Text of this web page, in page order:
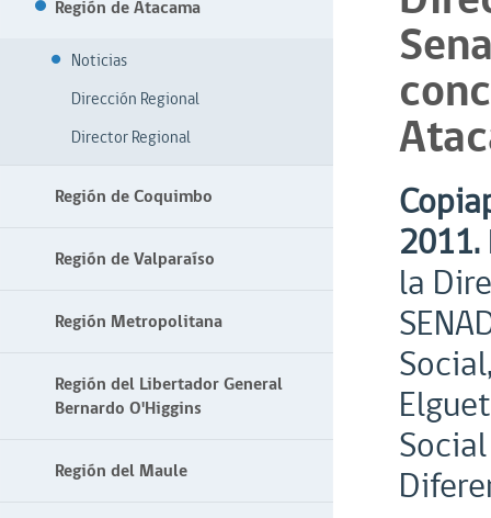
Región de Atacama
Noticias
Dirección Regional
Director Regional
Región de Coquimbo
Región de Valparaíso
Región Metropolitana
Región del Libertador General
Bernardo O'Higgins
Región del Maule
2011.
la